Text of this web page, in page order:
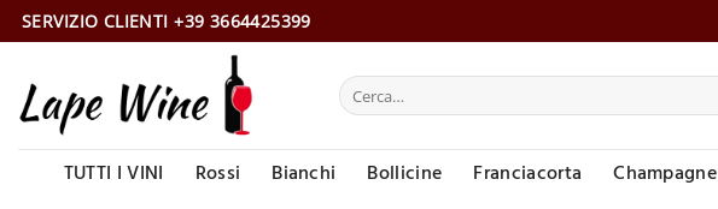
Salta
ai
SERVIZIO CLIENTI +39 3664425399
Cerca:
TUTTI I VINI Rossi Bianchi Bollicine Franciacorta Champagne